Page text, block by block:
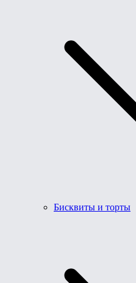
Бисквиты и торты